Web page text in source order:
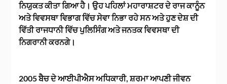
ਨਿਯੁਕਤ ਕੀਤਾ ਗਿਆ ਹੈ। ਉਹ ਪਹਿਲਾਂ ਮਹਾਰਾਸ਼ਟਰ ਦੇ ਰਾਜ ਕਾਨੂੰਨ
ਅਤੇ ਵਿਵਸਥਾ ਵਿਭਾਗ ਵਿੱਚ ਸੇਵਾ ਨਿਭਾ ਰਹੇ ਸਨ ਅਤੇ ਹੁਣ ਦੇਸ਼ ਦੀ
ਵਿੱਤੀ ਰਾਜਧਾਨੀ ਵਿੱਚ ਪੁਲਿਸਿੰਗ ਅਤੇ ਜਨਤਕ ਵਿਵਸਥਾ ਦੀ
ਨਿਗਰਾਨੀ ਕਰਨਗੇ।
2005 ਬੈਚ ਦੇ ਆਈਪੀਐਸ ਅਧਿਕਾਰੀ, ਸ਼ਰਮਾ ਆਪਣੀ ਜੀਵਨ